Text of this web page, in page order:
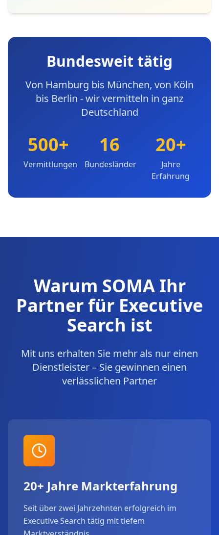
Bundesweit tätig
Von Hamburg bis München, von Köln
bis Berlin - wir vermitteln in ganz
Deutschland
500+
Vermittlungen
16
Bundesländer
20+
Jahre
Erfahrung
Warum SOMA Ihr
Partner für Executive
Search ist
Mit uns erhalten Sie mehr als nur einen
Dienstleister – Sie gewinnen einen
verlässlichen Partner
20+ Jahre Markterfahrung
Seit über zwei Jahrzehnten erfolgreich im
Executive Search tätig mit tiefem